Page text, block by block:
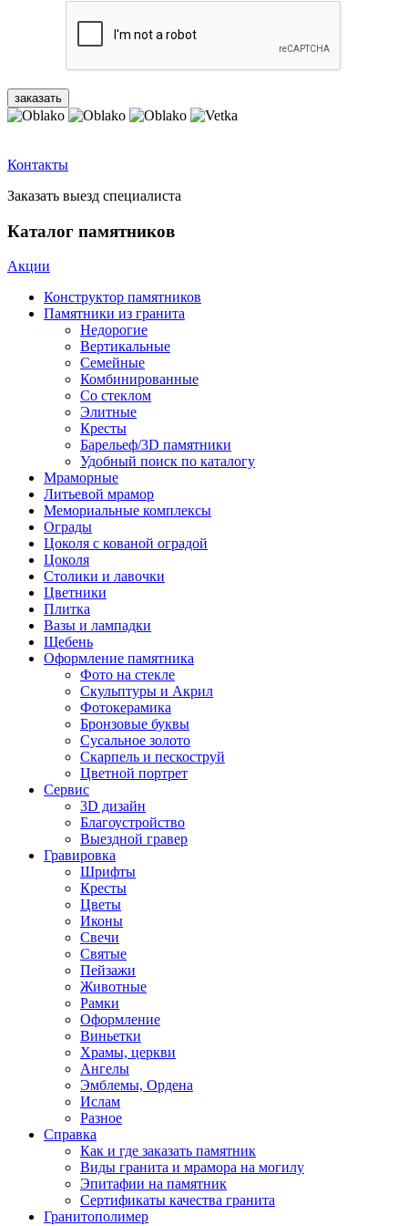
Контакты
Заказать выезд специалиста
Каталог памятников
Акции
Конструктор памятников
Памятники из гранита
Недорогие
Вертикальные
Семейные
Комбинированные
Со стеклом
Элитные
Кресты
Барельеф/3D памятники
Удобный поиск по каталогу
Мраморные
Литьевой мрамор
Мемориальные комплексы
Ограды
Цоколя с кованой оградой
Цоколя
Столики и лавочки
Цветники
Плитка
Вазы и лампадки
Щебень
Оформление памятника
Фото на стекле
Скульптуры и Акрил
Фотокерамика
Бронзовые буквы
Сусальное золото
Скарпель и пескоструй
Цветной портрет
Сервис
3D дизайн
Благоустройство
Выездной гравер
Гравировка
Шрифты
Кресты
Цветы
Иконы
Свечи
Святые
Пейзажи
Животные
Рамки
Оформление
Виньетки
Храмы, церкви
Ангелы
Эмблемы, Ордена
Ислам
Разное
Справка
Как и где заказать памятник
Виды гранита и мрамора на могилу
Эпитафии на памятник
Сертификаты качества гранита
Гранитополимер